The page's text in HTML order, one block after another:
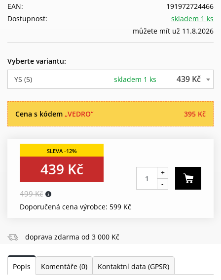
191972724466
EAN:
skladem 1 ks
můžete mít už 11.8.2026
Dostupnost:
Vyberte variantu:
YS (5)
skladem 1 ks 439 Kč
395 Kč
Cena s kódem „VEDRO“
439 Kč
499 Kč
Doporučená cena výrobce: 599 Kč
+
-
doprava zdarma od 3 000 Kč
Popis Komentáře (0) Kontaktní data (GPSR)